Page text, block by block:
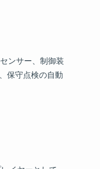
ンサー、制御装
保守点検の自動